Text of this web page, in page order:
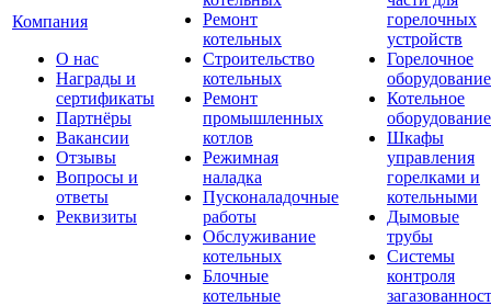
Компания
О нас
Награды и
сертификаты
Партнёры
Вакансии
Отзывы
Вопросы и
ответы
Реквизиты
Ремонт
котельных
Строительство
котельных
Ремонт
промышленных
котлов
Режимная
наладка
Пусконаладочные
работы
Обслуживание
котельных
Блочные
котельные
горелочных
устройств
Горелочное
оборудование
Котельное
оборудование
Шкафы
управления
горелками и
котельными
Дымовые
трубы
Системы
контроля